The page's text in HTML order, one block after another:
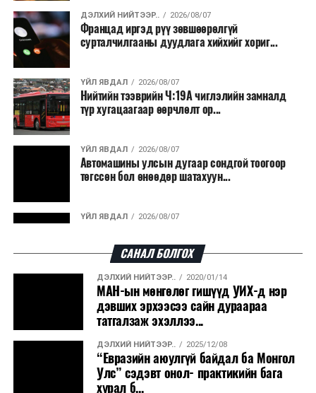
ДЭЛХИЙ НИЙТЭЭР.. 2026/08/07
Францад иргэд рүү зөвшөөрөлгүй
сурталчилгааны дуудлага хийхийг хориг...
ҮЙЛ ЯВДАЛ 2026/08/07
Нийтийн тээврийн Ч:19А чиглэлийн замналд
түр хугацаагаар өөрчлөлт ор...
ҮЙЛ ЯВДАЛ 2026/08/07
Автомашины улсын дугаар сондгой тоогоор
төгссөн бол өнөөдөр шатахуун...
ҮЙЛ ЯВДАЛ 2026/08/07
ДЭЛХИЙ НИЙТЭЭР..
“Уралдронзавод” компанийн ерөнхий
захирлын автомашиныг дэлбэлжээ...
ҮЙЛ ЯВДАЛ
Сүхбаатар боомтоор тав хоногт 10 мянга гаруй
тонн АИ-92 автобензин и...
САНАЛ БОЛГОХ
ДЭЛХИЙ НИЙТЭЭР.. 2020/01/14
МАН-ын мөнгөлөг гишүүд УИХ-д нэр
дэвших эрхээсээ сайн дураараа
татгалзаж эхэллээ...
ДЭЛХИЙ НИЙТЭЭР.. 2025/12/08
“Евразийн аюулгүй байдал ба Монгол
Улс” сэдэвт онол- практикийн бага
хурал б...